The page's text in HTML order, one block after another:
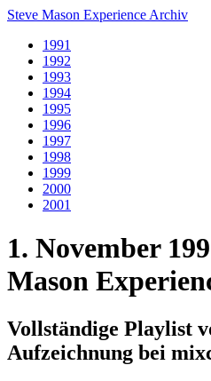
Steve Mason Experience Archiv
1991
1992
1993
1994
1995
1996
1997
1998
1999
2000
2001
1. November
Mason
Vollständige Playlist
Aufzeichnung bei